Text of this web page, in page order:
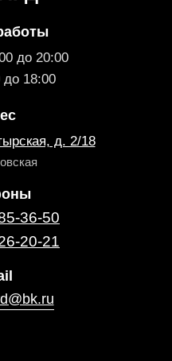
до 20:00
18:00
д. 2/18